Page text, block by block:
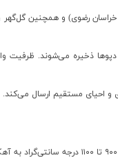
خراسان رضوی) و همچنین گل‌گهر
سنگ آهک مورد نیاز از معدن فولادسنگ مبارکه (معدن حوض‌ماهی) در فاصله